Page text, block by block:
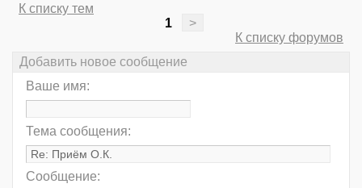
К списку тем
1
>
К списку форумов
Добавить новое сообщение
Ваше имя:
Тема сообщения:
Сообщение: